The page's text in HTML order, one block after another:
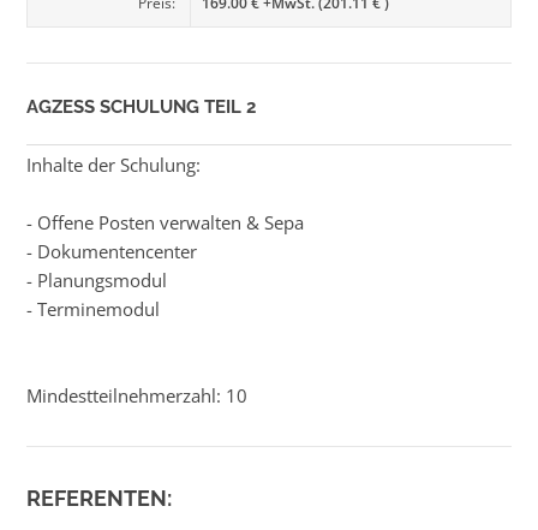
AGZESS SCHULUNG TEIL 2
Inhalte der Schulung:
- Offene Posten verwalten & Sepa
- Dokumentencenter
- Planungsmodul
- Terminemodul
Mindestteilnehmerzahl: 10
REFERENTEN: